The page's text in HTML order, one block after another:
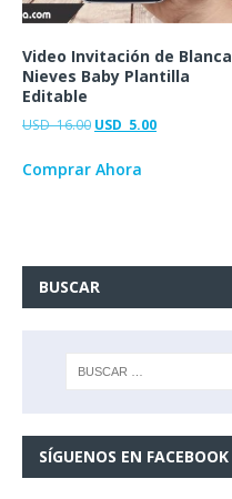
Video Invitación de Blanca
Nieves Baby Plantilla
Editable
USD16.00 USD 5.00
Comprar Ahora
BUSCAR
SÍGUENOS EN FACEBOOK